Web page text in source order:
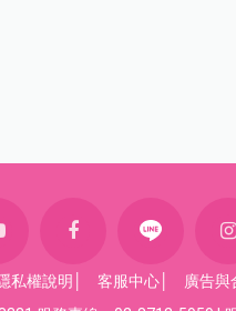
私權說明 客服中心 廣告與